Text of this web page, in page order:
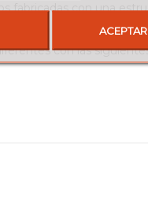
fabricadas con una
tipo de decoración.
con las